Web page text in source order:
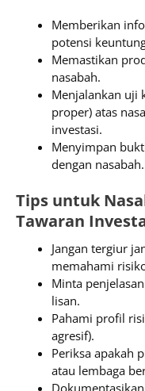
Memberikan
potensi
Memastikan
nasabah.
Menjalankan uji
proper) atas
investasi.
Menyimpan
dengan nasabah.
Tips untuk
Tawaran
Jangan tergiur
memahami
Minta
lisan.
Pahami profil
agresif).
Periksa apakah
atau lembaga